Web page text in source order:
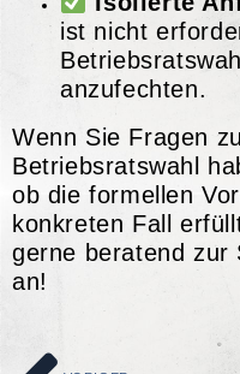
ist nicht
anzufechten.
Wenn Sie Fragen
Betriebsratswahl
ob die formellen
konkreten Fall
gerne beratend zur
an!